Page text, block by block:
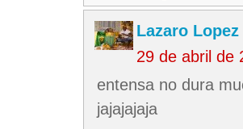
Lazaro Lopez
29 de abril de
entensa no dura
jajajajaja